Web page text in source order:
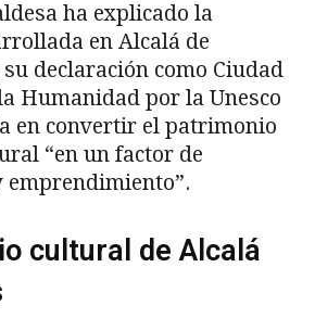
ha explicado la
en Alcalá de
declaración como Ciudad
Humanidad por la Unesco
en convertir el patrimonio
“en un factor de
cultural de Alcalá